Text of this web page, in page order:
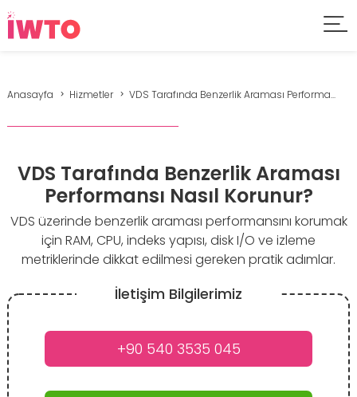
Anasayfa Hizmetler VDS Tarafında Benzerlik Araması Performa...
VDS Tarafında Benzerlik Araması
Performansı Nasıl Korunur?
VDS üzerinde benzerlik araması performansını korumak
için RAM, CPU, indeks yapısı, disk I/O ve izleme
metriklerinde dikkat edilmesi gereken pratik adımlar.
İletişim Bilgilerimiz
+90 540 3535 045